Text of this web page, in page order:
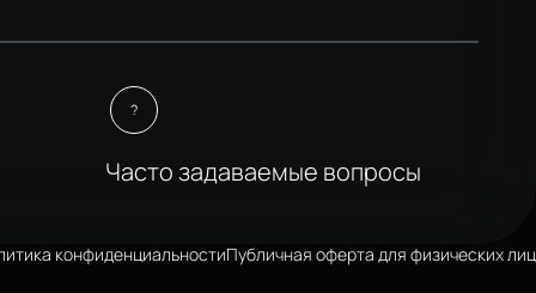
Часто задаваемые вопросы
конфиденциальностиПубличная оферта для физических лиц